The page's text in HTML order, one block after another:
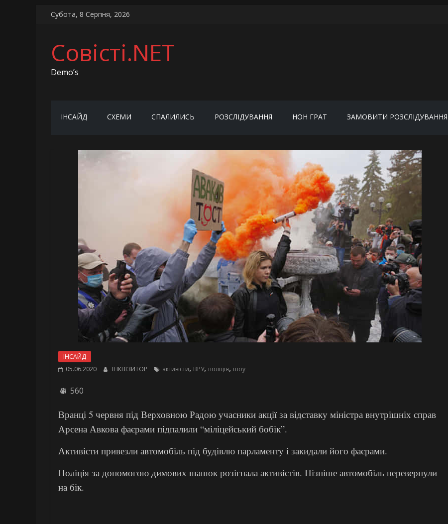
Субота, 8 Серпня, 2026
Совісті.NET
Demo’s
ІНСАЙД СХЕМИ СПАЛИЛИСЬ РОЗСЛІДУВАННЯ НОН ГРАТ ЗАМОВИТИ РОЗСЛІДУВАННЯ
ІНСАЙД
05.06.2020
ІНКВІЗИТОР активісти, ВРУ, поліція, шоу
560
Вранці 5 червня під Верховною Радою учасники акції за відставку міністра внутрішніх справ
Арсена Авкова фаєрами підпалили “міліцейський бобік”.
Активісти привезли автомобіль під будівлю парламенту і закидали його фаєрами.
Поліція за допомогою димових шашок розігнала активістів. Пізніше автомобіль перевернули
на бік.